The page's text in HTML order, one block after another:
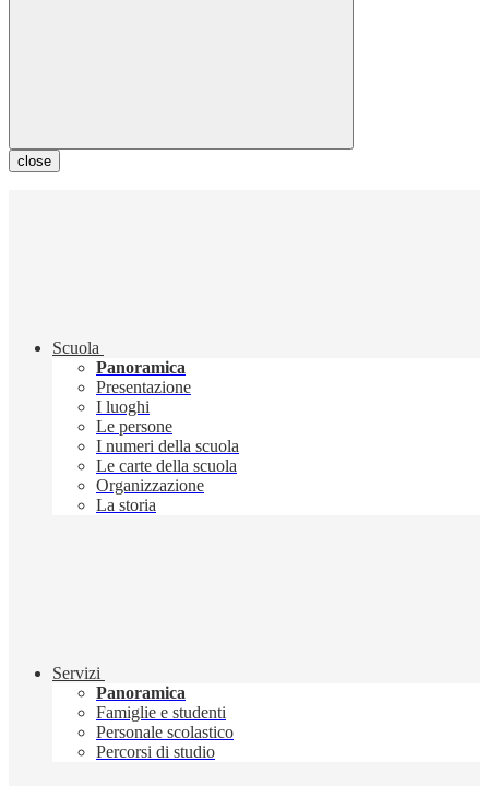
close
Scuola
Panoramica
Presentazione
I luoghi
Le persone
I numeri della scuola
Le carte della scuola
Organizzazione
La storia
Servizi
Panoramica
Famiglie e studenti
Personale scolastico
Percorsi di studio